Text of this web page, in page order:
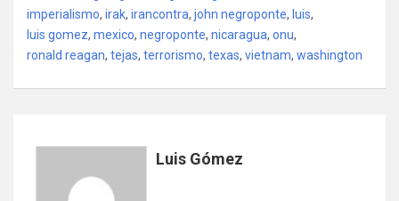
imperialismo, irak, irancontra, john negroponte, luis,
luis gomez, mexico, negroponte, nicaragua, onu,
ronald reagan, tejas, terrorismo, texas, vietnam, washington
Luis Gómez